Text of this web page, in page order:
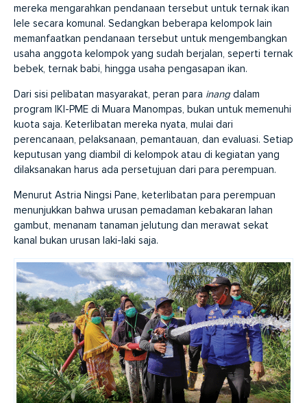
mereka mengarahkan pendanaan tersebut untuk ternak ikan
lele secara komunal. Sedangkan beberapa kelompok lain
memanfaatkan pendanaan tersebut untuk mengembangkan
usaha anggota kelompok yang sudah berjalan, seperti ternak
bebek, ternak babi, hingga usaha pengasapan ikan.
Dari sisi pelibatan masyarakat, peran para inangdalam
program IKI-PME di Muara Manompas, bukan untuk memenuhi
kuota saja. Keterlibatan mereka nyata, mulai dari
perencanaan, pelaksanaan, pemantauan, dan evaluasi. Setiap
keputusan yang diambil di kelompok atau di kegiatan yang
dilaksanakan harus ada persetujuan dari para perempuan.
Menurut Astria Ningsi Pane, keterlibatan para perempuan
menunjukkan bahwa urusan pemadaman kebakaran lahan
gambut, menanam tanaman jelutung dan merawat sekat
kanal bukan urusan laki-laki saja.